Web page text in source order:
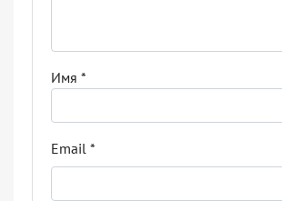
Имя *
Email *